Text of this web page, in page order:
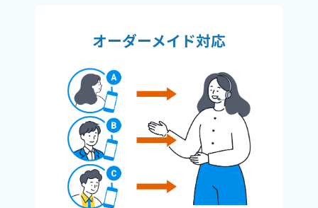
オーダーメイド対応